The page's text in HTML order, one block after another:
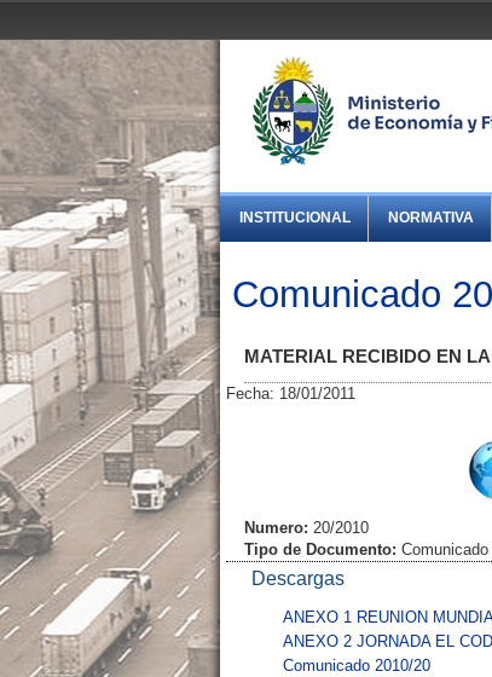
INSTITUCIONAL NORMATIVA
Comunicado
MATERIAL RECIBIDO EN
Fecha: 18/01/2011
Numero: 20/2010
Tipo de Documento: Comunicado
Descargas
ANEXO 1 REUNION
ANEXO 2 JORNADA EL
Comunicado 2010/20